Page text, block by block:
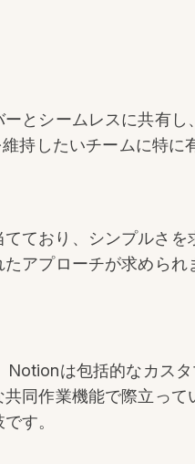
とシームレスに共有し
持したいチームに特に
ており、シンプルさ
アプローチが求められ
は包括的なカス
同作業機能で際立って
す。